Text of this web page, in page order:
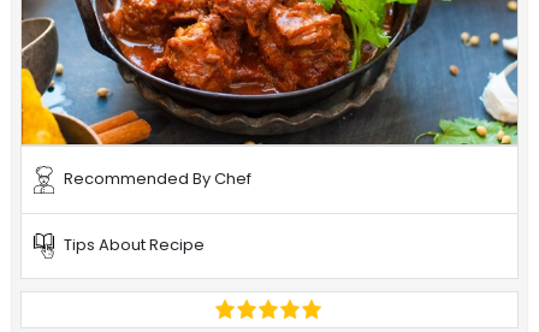
Recommended By Chef
Tips About Recipe